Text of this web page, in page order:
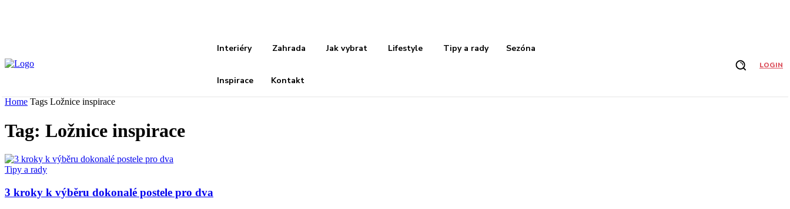
Interiéry Zahrada Jak vybrat Lifestyle Tipy a rady Sezóna
Inspirace Kontakt
LOGIN
Home Tags Ložnice inspirace
Tag: Ložnice inspirace
Tipy a rady
3 kroky k výběru dokonalé postele pro dva